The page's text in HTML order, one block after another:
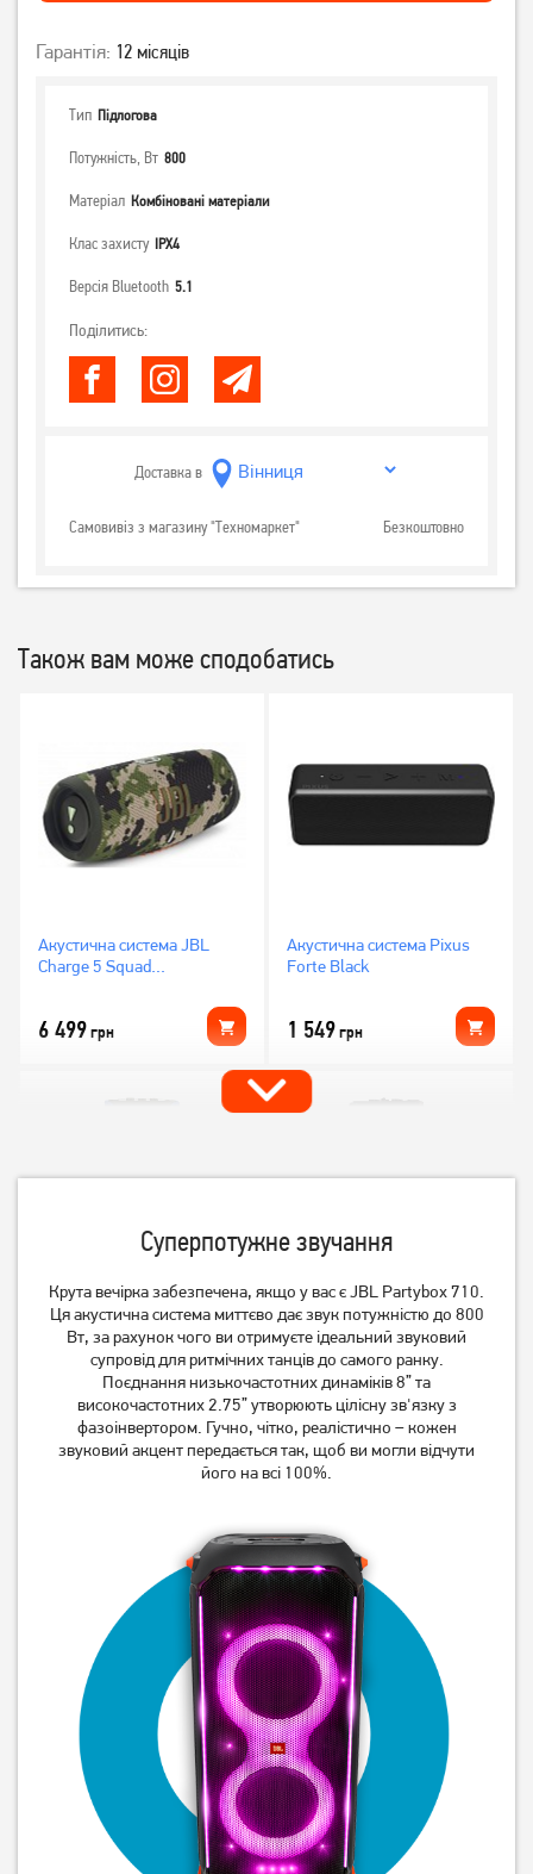
Гарантія: 12 місяців
Тип Підлогова
Потужність, Вт 800
Матеріал Комбіновані матеріали
Клас захисту IPX4
Версія Bluetooth 5.1
Поділитись:
Доставка в
Самовивіз з магазину "Техномаркет" Безкоштовно
Також вам може сподобатись
Акустична система JBL
Charge 5 Squad
6 499грн
Акустична система Pixus
Forte Black
1 549грн
Акустична система Reca
AST-311BL Blue
грн
Акустична система Reca
AST-311C Khaki
369грн
289грн
Акустична система Reca
AST-311G Grey
грн
грн
Акустична система JBL
Charge 5 Black
(JBLCHARGE5BLK)
6 499грн
Суперпотужне звучання
Крута вечірка забезпечена, якщо у вас є JBL Partybox 710.
Ця акустична система миттєво дає звук потужністю до 800
Вт, за рахунок чого ви отримуєте ідеальний звуковий
супровід для ритмічних танців до самого ранку.
Поєднання низькочастотних динаміків 8” та
високочастотних 2.75” утворюють цілісну зв'язку з
фазоінвертором. Гучно, чітко, реалістично – кожен
звуковий акцент передається так, щоб ви могли відчути
його на всі 100%.